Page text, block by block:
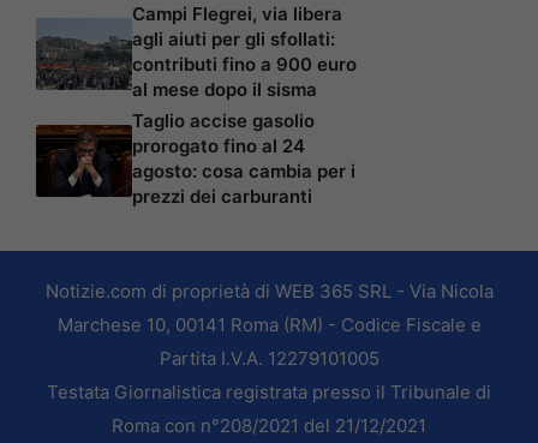
Campi Flegrei, via libera
agli aiuti per gli sfollati:
contributi fino a 900 euro
al mese dopo il sisma
Taglio accise gasolio
prorogato fino al 24
agosto: cosa cambia per i
prezzi dei carburanti
Notizie.com di proprietà di WEB 365 SRL - Via Nicola
Marchese 10, 00141 Roma (RM) - Codice Fiscale e
Partita I.V.A. 12279101005
Testata Giornalistica registrata presso il Tribunale di
Roma con n°208/2021 del 21/12/2021